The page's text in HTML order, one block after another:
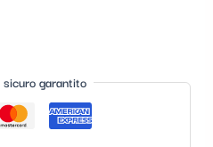
sicuro garantito